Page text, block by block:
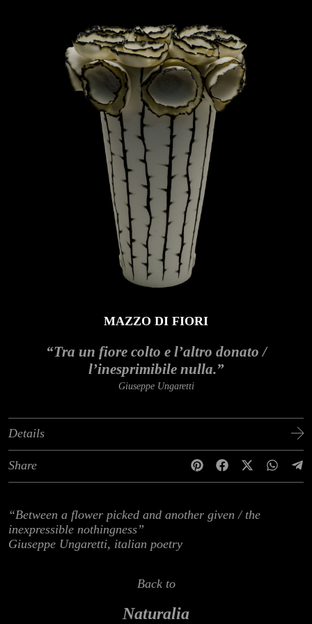
MAZZO DI FIORI
“Tra un fiore colto e l’altro donato /
l’inesprimibile nulla.”
Giuseppe Ungaretti
Details
Share
“Between a flower picked and another given / the
inexpressible nothingness”
Giuseppe Ungaretti, italian poetry
Back to
Naturalia